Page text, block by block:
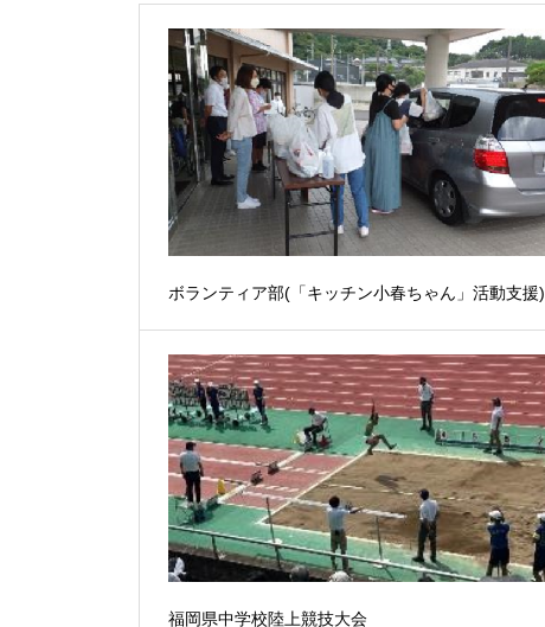
ボランティア部(「キッチン小春ちゃん」活動支援)
福岡県中学校陸上競技大会